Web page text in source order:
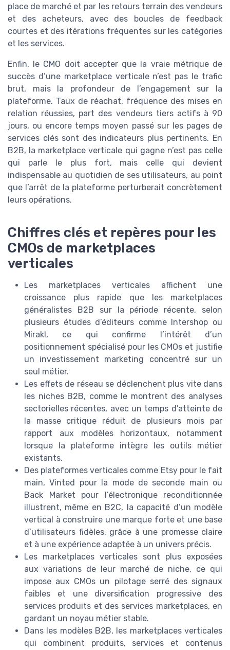
place de marché et par les retours terrain des vendeurs
et des acheteurs, avec des boucles de feedback
courtes et des itérations fréquentes sur les catégories
et les services.
Enfin, le CMO doit accepter que la vraie métrique de
succès d’une marketplace verticale n’est pas le trafic
brut, mais la profondeur de l’engagement sur la
plateforme. Taux de réachat, fréquence des mises en
relation réussies, part des vendeurs tiers actifs à 90
jours, ou encore temps moyen passé sur les pages de
services clés sont des indicateurs plus pertinents. En
B2B, la marketplace verticale qui gagne n’est pas celle
qui parle le plus fort, mais celle qui devient
indispensable au quotidien de ses utilisateurs, au point
que l’arrêt de la plateforme perturberait concrètement
leurs opérations.
Chiffres clés et repères pour les
CMOs de marketplaces
verticales
Les marketplaces verticales affichent une
croissance plus rapide que les marketplaces
généralistes B2B sur la période récente, selon
plusieurs études d’éditeurs comme Intershop ou
Mirakl, ce qui confirme l’intérêt d’un
positionnement spécialisé pour les CMOs et justifie
un investissement marketing concentré sur un
seul métier.
Les effets de réseau se déclenchent plus vite dans
les niches B2B, comme le montrent des analyses
sectorielles récentes, avec un temps d’atteinte de
la masse critique réduit de plusieurs mois par
rapport aux modèles horizontaux, notamment
lorsque la plateforme intègre les outils métier
existants.
Des plateformes verticales comme Etsy pour le fait
main, Vinted pour la mode de seconde main ou
Back Market pour l’électronique reconditionnée
illustrent, même en B2C, la capacité d’un modèle
vertical à construire une marque forte et une base
d’utilisateurs fidèles, grâce à une promesse claire
et à une expérience adaptée à un univers précis.
Les marketplaces verticales sont plus exposées
aux variations de leur marché de niche, ce qui
impose aux CMOs un pilotage serré des signaux
faibles et une diversification progressive des
services produits et des services marketplaces, en
gardant un noyau métier stable.
Dans les modèles B2B, les marketplaces verticales
qui combinent produits, services et contenus